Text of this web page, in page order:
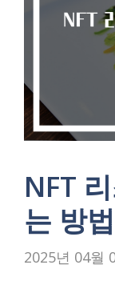
NFT
는 방
2025년 04월